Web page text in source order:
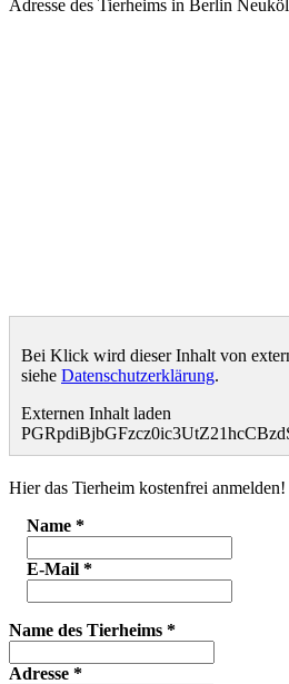
Adresse des Tierheims in Berlin
Bei Klick wird dieser Inhalt von
siehe Datenschutzerklärung.
Externen Inhalt laden
Hier das Tierheim kostenfrei anmelden!
Name *
E-Mail *
Name des Tierheims *
Adresse *